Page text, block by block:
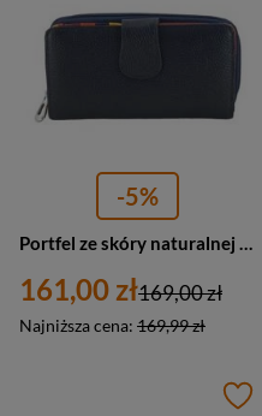
-5%
161,00 zł
Najniższa cena: 169,99 zł
169,00 zł